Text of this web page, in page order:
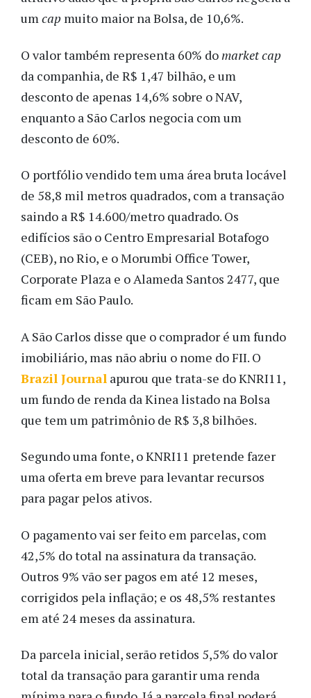
umcap muito maior na Bolsa, de 10,6%.
O valor também representa 60% domarket cap
da companhia, de R$ 1,47 bilhão, e um
desconto de apenas 14,6% sobre o NAV,
enquanto a São Carlos negocia com um
desconto de 60%.
O portfólio vendido tem uma área bruta locável
de 58,8 mil metros quadrados, com a transação
saindo a R$ 14.600/metro quadrado. Os
edifícios são o Centro Empresarial Botafogo
(CEB), no Rio, e o Morumbi Office Tower,
Corporate Plaza e o Alameda Santos 2477, que
ficam em São Paulo.
A São Carlos disse que o comprador é um fundo
imobiliário, mas não abriu o nome do FII. O
Brazil Journal apurou que trata-se do KNRI11,
um fundo de renda da Kinea listado na Bolsa
que tem um patrimônio de R$ 3,8 bilhões.
Segundo uma fonte, o KNRI11 pretende fazer
uma oferta em breve para levantar recursos
para pagar pelos ativos.
O pagamento vai ser feito em parcelas, com
42,5% do total na assinatura da transação.
Outros 9% vão ser pagos em até 12 meses,
corrigidos pela inflação; e os 48,5% restantes
em até 24 meses da assinatura.
Da parcela inicial, serão retidos 5,5% do valor
total da transação para garantir uma renda